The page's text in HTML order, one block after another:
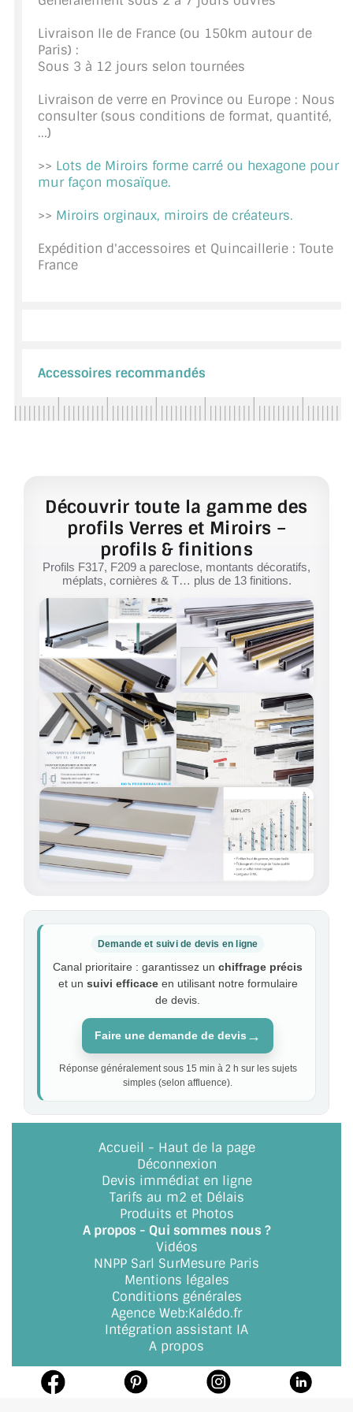
A PROPOS DE LA LIVRAISON
MON PANIER
PLAN DU SITE
DÉCONNEXION
NOUS TROUVER - BUC 78
NOUS CONTACTER
Livraison Ile de France (ou 150km autour de
Paris) :
Sous 3 à 12 jours selon tournées
Livraison de verre en Province ou Europe : Nous
consulter (sous conditions de format, quantité,
...)
>> Lots de Miroirs forme carré ou hexagone pour
mur façon mosaïque.
>> Miroirs orginaux, miroirs de créateurs.
Expédition d'accessoires et Quincaillerie : Toute
France
Accessoires recommandés
Découvrir toute la gamme des
profils Verres et Miroirs –
profils & finitions
Profils F317, F209 a pareclose, montants décoratifs,
méplats, cornières & T… plus de 13 finitions.
Demande et suivi de devis en ligne
Canal prioritaire : garantissez un chiffrage précis
et un suivi efficaceen utilisant notre formulaire
de devis.
Faire une demande de devis →
Réponse généralement sous 15 min à 2 h sur les sujets
simples (selon affluence).
Accueil - Haut de la page
Déconnexion
Devis immédiat en ligne
Tarifs au m2 et Délais
Produits et Photos
A propos - Qui sommes nous ?
Vidéos
NNPP Sarl SurMesure Paris
Mentions légales
Conditions générales
Agence Web:Kalédo.fr
Intégration assistant IA
A propos